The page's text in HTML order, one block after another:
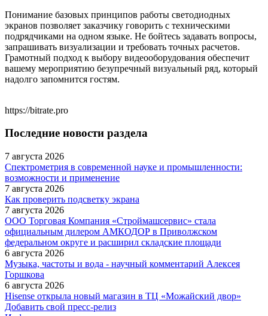
Понимание базовых принципов работы светодиодных
экранов позволяет заказчику говорить с техническими
подрядчиками на одном языке. Не бойтесь задавать вопросы,
запрашивать визуализации и требовать точных расчетов.
Грамотный подход к выбору видеооборудования обеспечит
вашему мероприятию безупречный визуальный ряд, который
надолго запомнится гостям.
https://bitrate.pro
Последние новости раздела
7 августа 2026
Спектрометрия в современной науке и промышленности:
возможности и применение
7 августа 2026
Как проверить подсветку экрана
7 августа 2026
ООО Торговая Компания «Строймашсервис» стала
официальным дилером АМКОДОР в Приволжском
федеральном округе и расширил складские площади
6 августа 2026
Музыка, частоты и вода - научный комментарий Алексея
Горшкова
6 августа 2026
Hisense открыла новый магазин в ТЦ «Можайский двор»
Добавить свой пресс-релиз